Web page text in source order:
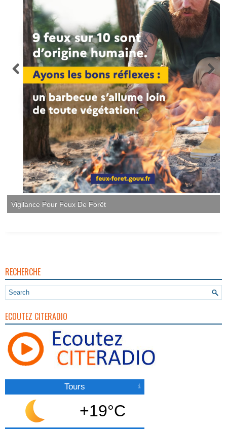
Vigilance Pour Feux De Forêt
RECHERCHE
ECOUTEZ CITERADIO
Tours
+19°C